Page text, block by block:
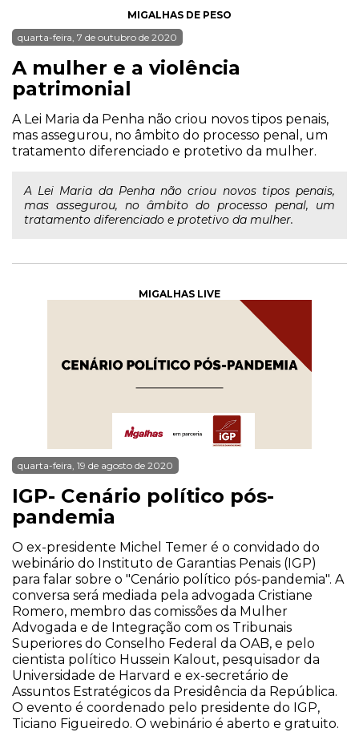
MIGALHAS DE PESO
quarta-feira, 7 de outubro de 2020
A mulher e a violência
patrimonial
A Lei Maria da Penha não criou novos tipos penais,
mas assegurou, no âmbito do processo penal, um
tratamento diferenciado e protetivo da mulher.
A Lei Maria da Penha não criou novos tipos penais,
mas assegurou, no âmbito do processo penal, um
tratamento diferenciado e protetivo da mulher.
MIGALHAS LIVE
quarta-feira, 19 de agosto de 2020
IGP- Cenário político pós-
pandemia
O ex-presidente Michel Temer é o convidado do
webinário do Instituto de Garantias Penais (IGP)
para falar sobre o "Cenário político pós-pandemia". A
conversa será mediada pela advogada Cristiane
Romero, membro das comissões da Mulher
Advogada e de Integração com os Tribunais
Superiores do Conselho Federal da OAB, e pelo
cientista político Hussein Kalout, pesquisador da
Universidade de Harvard e ex-secretário de
Assuntos Estratégicos da Presidência da República.
O evento é coordenado pelo presidente do IGP,
Ticiano Figueiredo. O webinário é aberto e gratuito.